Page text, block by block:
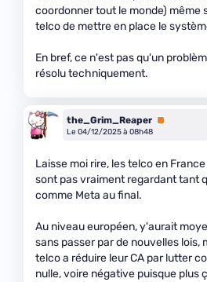
coordonner tout le monde) même
telco de mettre en place le
En bref, ce n'est pas qu'un
résolu techniquement.
the_Grim_Reaper Premium
Le 04/12/2025 à 08h48
Laisse moi rire, les telco en
sont pas vraiment regardant tant
comme Meta au final.
Au niveau européen, y'aurait
sans passer par de nouvelles lois,
telco a réduire leur CA par lutter
nulle, voire négative puisque plus